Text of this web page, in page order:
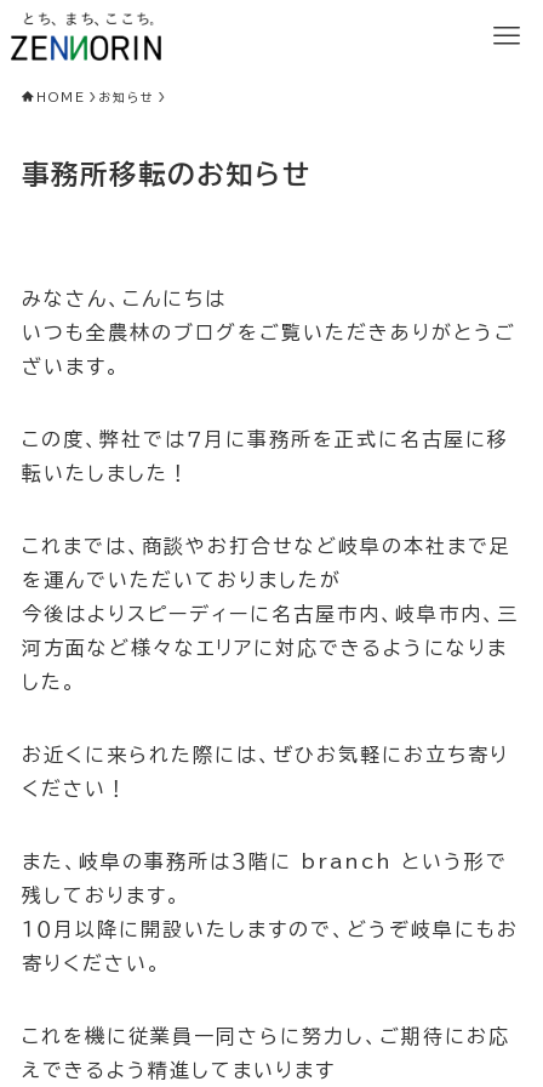
HOME お知らせ
事務所移転のお知らせ
みなさん、こんにちは
いつも全農林のブログをご覧いただきありがとうご
ざいます。
この度、弊社では７月に事務所を正式に名古屋に移
転いたしました！
これまでは、商談やお打合せなど岐阜の本社まで足
を運んでいただいておりましたが
今後はよりスピーディーに名古屋市内、岐阜市内、三
河方面など様々なエリアに対応できるようになりま
した。
お近くに来られた際には、ぜひお気軽にお立ち寄り
ください！
また、岐阜の事務所は３階に branch という形で
残しております。
１０月以降に開設いたしますので、どうぞ岐阜にもお
寄りください。
これを機に従業員一同さらに努力し、ご期待にお応
えできるよう精進してまいります